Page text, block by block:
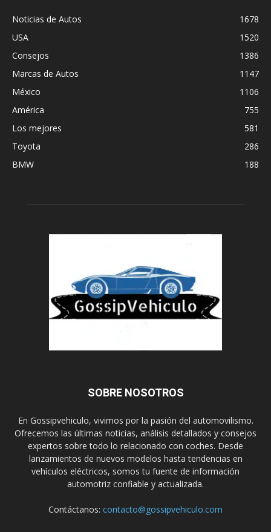
Noticias de Autos
1678
USA
1520
Consejos
1386
Marcas de Autos
1147
México
1106
América
755
Los mejores
581
Toyota
286
BMW
188
SOBRE NOSOTROS
En Gossipvehiculo, vivimos por la pasión del automovilismo.
Ofrecemos las últimas noticias, análisis detallados y consejos
expertos sobre todo lo relacionado con coches. Desde
lanzamientos de nuevos modelos hasta tendencias en
vehículos eléctricos, somos tu fuente de información
automotriz confiable y actualizada.
Contáctanos: contacto@gossipvehiculo.com